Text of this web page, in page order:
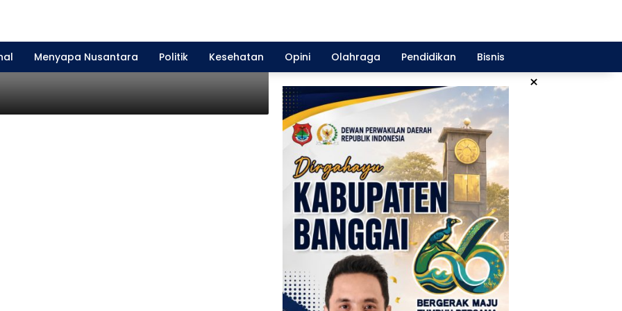
Menyapa Nusantara Politik Kesehatan Opini Olahraga Pendidikan Bisnis
×
Sulsel Great Sale